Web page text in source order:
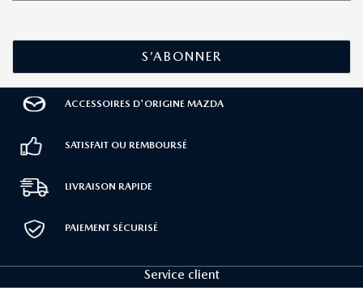
ACCESSOIRES D'ORIGINE MAZDA
SATISFAIT OU REMBOURSÉ
LIVRAISON RAPIDE
PAIEMENT SÉCURISÉ
Service client